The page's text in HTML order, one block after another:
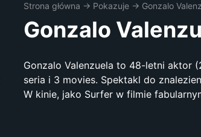
Strona główna → Pokazuje → Gonzalo
Gonzalo
Gonzalo Valenzuela to 48-letni aktor
seria i 3 movies. Spektakl do
W kinie, jako Surfer w filmie